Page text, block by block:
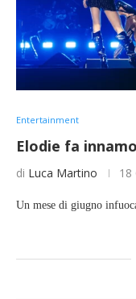
Entertainment
Elodie fa
di Luca Martino 18
Un mese di giugno